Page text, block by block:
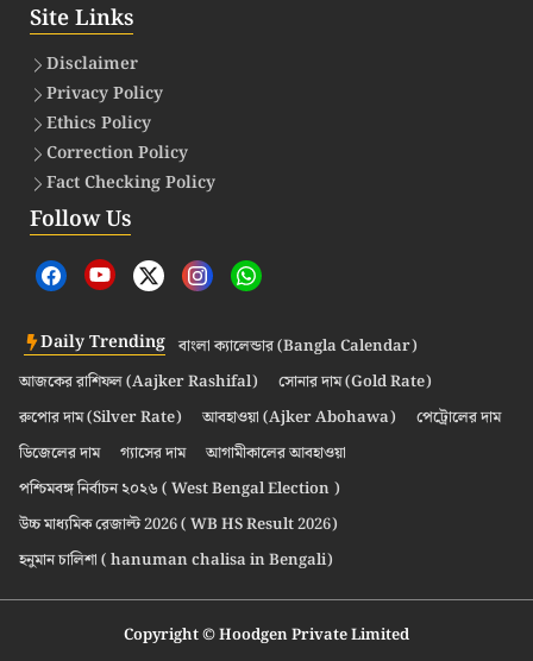
Site Links
Disclaimer
Privacy Policy
Ethics Policy
Correction Policy
Fact Checking Policy
Follow Us
Daily Trending বাংলা ক্যালেন্ডার (Bangla Calendar)
আজকের রাশিফল (Aajker Rashifal)
সোনার দাম (Gold Rate)
রুপোর দাম (Silver Rate)
আবহাওয়া (Ajker Abohawa)
পেট্রোলের দাম
ডিজেলের দাম
গ্যাসের দাম
আগামীকালের আবহাওয়া
পশ্চিমবঙ্গ নির্বাচন ২০২৬ ( West Bengal Election )
উচ্চ মাধ্যমিক রেজাল্ট 2026 ( WB HS Result 2026)
হনুমান চালিশা ( hanuman chalisa in Bengali)
Copyright © Hoodgen Private Limited